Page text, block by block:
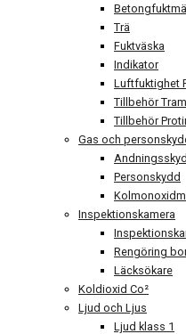
Trä
Fuktväska
Indikator
Luftfuktighet
Tillbehör
Tillbehör
Gas och
Personskydd
Inspektionskamera
Rengöring
Läcksökare
Koldioxid Co²
Ljud och Ljus
Ljud klass 1